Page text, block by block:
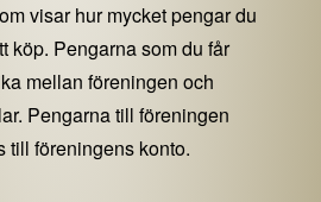
visar hur mycket pengar du
köp. Pengarna som du får
mellan föreningen och
Pengarna till föreningen
till föreningens konto.